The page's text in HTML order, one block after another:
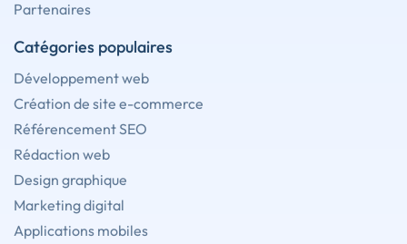
Partenaires
Catégories populaires
Développement web
Création de site e-commerce
Référencement SEO
Rédaction web
Design graphique
Marketing digital
Applications mobiles